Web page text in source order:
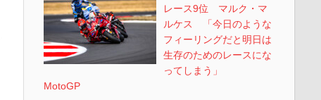
レース9位 マルク・マ
ルケス 「今日のような
フィーリングだと明日は
生存のためのレースにな
ってしまう」
MotoGP